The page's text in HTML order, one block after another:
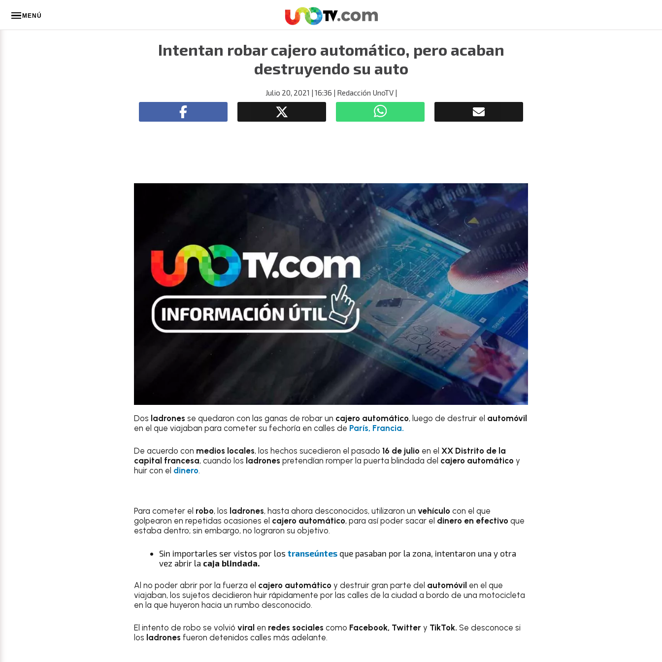
MENÚ
Intentan robar cajero automático, pero acaban
destruyendo su auto
Julio 20, 2021 | 16:36 | Redacción UnoTV|
Dos ladrones se quedaron con las ganas de robar un cajero automático, luego de destruir el automóvil
en el que viajaban para cometer su fechoría en calles de París, Francia.
De acuerdo con medios locales, los hechos sucedieron el pasado 16 de julio en el XX Distrito de la
capital francesa, cuando los ladrones pretendían romper la puerta blindada del cajero automático y
huir con el dinero.
Para cometer el robo, los ladrones, hasta ahora desconocidos, utilizaron un vehículo con el que
golpearon en repetidas ocasiones el cajero automático, para así poder sacar el dinero en efectivo que
estaba dentro; sin embargo, no lograron su objetivo.
Sin importarles ser vistos por los transeúntes que pasaban por la zona, intentaron una y otra
vez abrir la caja blindada.
Al no poder abrir por la fuerza el cajero automático y destruir gran parte del automóvil en el que
viajaban, los sujetos decidieron huir rápidamente por las calles de la ciudad a bordo de una motocicleta
en la que huyeron hacia un rumbo desconocido.
El intento de robo se volvió viral en redes sociales como Facebook, Twitter y TikTok. Se desconoce si
los ladrones fueron detenidos calles más adelante.